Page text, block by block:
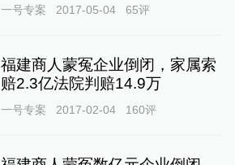
一号专案 2017-05-04 65评
福建商人蒙冤企业倒闭，家属索
赔2.3亿法院判赔14.9万
一号专案 2017-02-04 160评